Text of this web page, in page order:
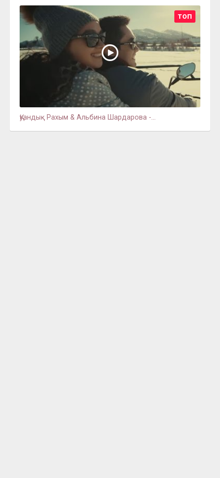
ТОП
Қуандық Рахым & Альбина Шардарова -...